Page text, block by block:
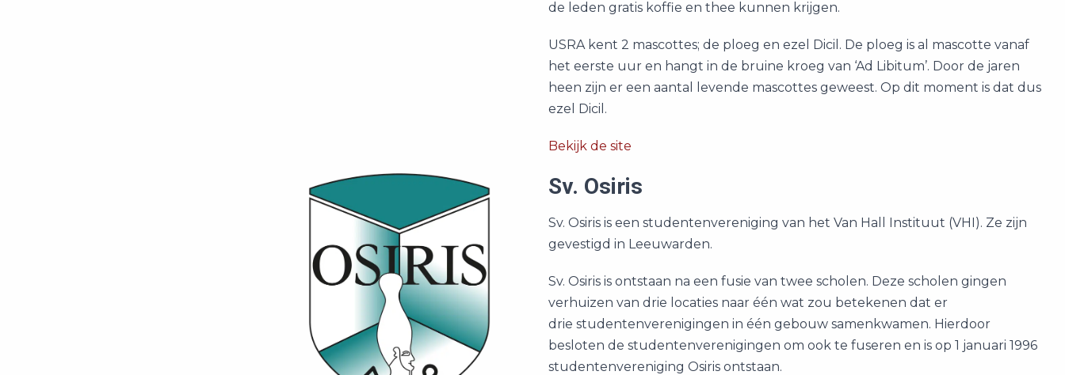
de leden gratis koffie en thee kunnen krijgen.
USRA kent 2 mascottes; de ploeg en ezel Dicil. De ploeg is al mascotte vanaf
het eerste uur en hangt in de bruine kroeg van ‘Ad Libitum’. Door de jaren
heen zijn er een aantal levende mascottes geweest. Op dit moment is dat dus
ezel Dicil.
Bekijk de site
Sv. Osiris
Sv. Osiris is een studentenvereniging van het Van Hall Instituut (VHI). Ze zijn
gevestigd in Leeuwarden.
Sv. Osiris is ontstaan na een fusie van twee scholen. Deze scholen gingen
verhuizen van drie locaties naar één wat zou betekenen dat er
drie studentenverenigingen in één gebouw samenkwamen. Hierdoor
besloten de studentenverenigingen om ook te fuseren en is op 1 januari 1996
studentenvereniging Osiris ontstaan.